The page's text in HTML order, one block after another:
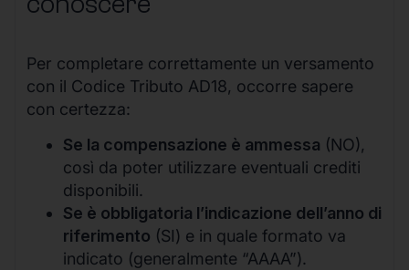
Per completare correttamente un versamento
con il Codice Tributo AD18, occorre sapere
con certezza:
Se la compensazione è ammessa (NO),
così da poter utilizzare eventuali crediti
disponibili.
Se è obbligatoria l’indicazione dell’anno di
riferimento (SI) e in quale formato va
indicato (generalmente “AAAA”).